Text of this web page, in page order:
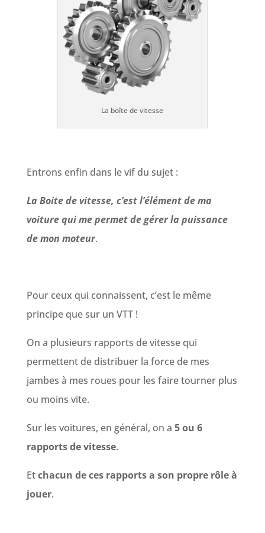
La boîte de vitesse
Entrons enfin dans le vif du sujet :
La Boite de vitesse, c’est l’élément de ma
voiture qui me permet de gérer la puissance
de mon moteur.
Pour ceux qui connaissent, c’est le même
principe que sur un VTT !
On a plusieurs rapports de vitesse qui
permettent de distribuer la force de mes
jambes à mes roues pour les faire tourner plus
ou moins vite.
Sur les voitures, en général, on a 5 ou 6
rapports de vitesse.
Etchacun de ces rapports a son propre rôle à
jouer.